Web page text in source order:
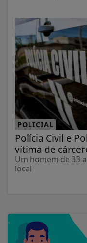
POLICIAL
Polícia Civil e
vítima de
Um homem de 33
local